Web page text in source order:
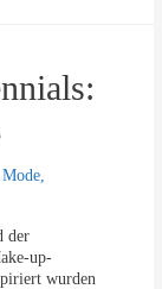
,Mode
der
up-
wurden